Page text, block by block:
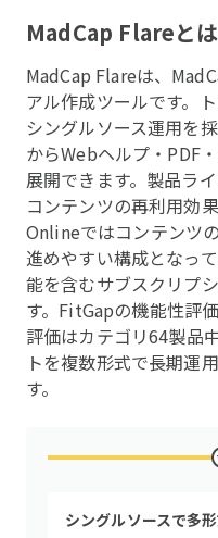
MadCap Flareとは
MadCap Flareは、
アル作成ツールです。
シングルソース運用を
からWebヘルプ・PDF
展開できます。製品ラ
コンテンツの再利用効
Onlineではコンテンツ
進めやすい構成となっ
能を含むサブスクリプ
す。FitGapの機能性評
評価はカテゴリ64製品
トを複数形式で長期運
す。
シングルソースで多